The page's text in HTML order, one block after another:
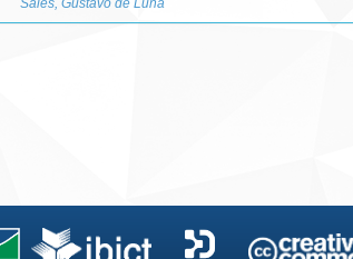
Sales, Gustavo de Luna